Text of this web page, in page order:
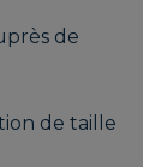
de
de taille